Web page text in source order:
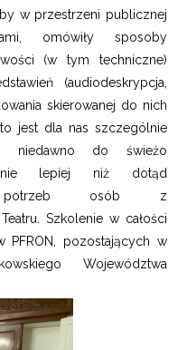
w przestrzeni publicznej
omówiły sposoby
(w tym techniczne)
(audiodeskrypcja,
skierowanej do nich
jest dla nas szczególnie
niedawno do świeżo
lepiej niż dotąd
potrzeb osób z
Szkolenie w całości
PFRON, pozostających w
Województwa